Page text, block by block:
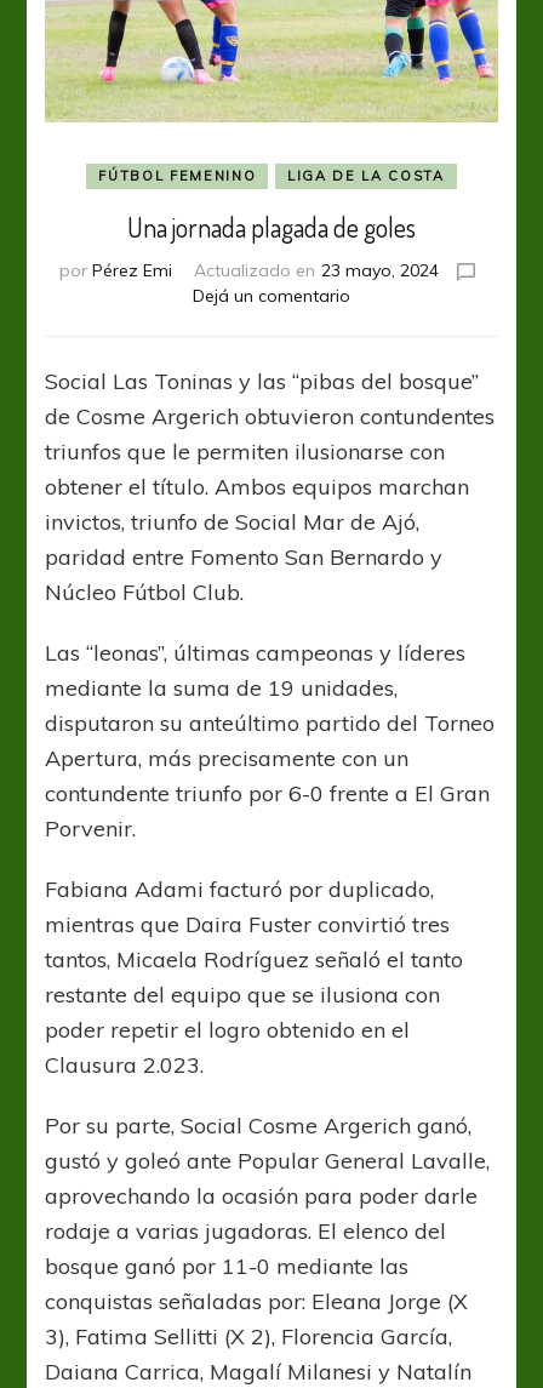
FÚTBOL FEMENINO LIGA DE LA COSTA
Una jornada plagada de goles
por Pérez Emi Actualizado en 23 mayo, 2024
Dejá un comentario
plagada
de
goles
Social Las Toninas y las “pibas del bosque”
de Cosme Argerich obtuvieron contundentes
triunfos que le permiten ilusionarse con
obtener el título. Ambos equipos marchan
invictos, triunfo de Social Mar de Ajó,
paridad entre Fomento San Bernardo y
Núcleo Fútbol Club.
Las “leonas”, últimas campeonas y líderes
mediante la suma de 19 unidades,
disputaron su anteúltimo partido del Torneo
Apertura, más precisamente con un
contundente triunfo por 6-0 frente a El Gran
Porvenir.
Fabiana Adami facturó por duplicado,
mientras que Daira Fuster convirtió tres
tantos, Micaela Rodríguez señaló el tanto
restante del equipo que se ilusiona con
poder repetir el logro obtenido en el
Clausura 2.023.
Por su parte, Social Cosme Argerich ganó,
gustó y goleó ante Popular General Lavalle,
aprovechando la ocasión para poder darle
rodaje a varias jugadoras. El elenco del
bosque ganó por 11-0 mediante las
conquistas señaladas por: Eleana Jorge (X
3), Fatima Sellitti (X 2), Florencia García,
Daiana Carrica, Magalí Milanesi y Natalín